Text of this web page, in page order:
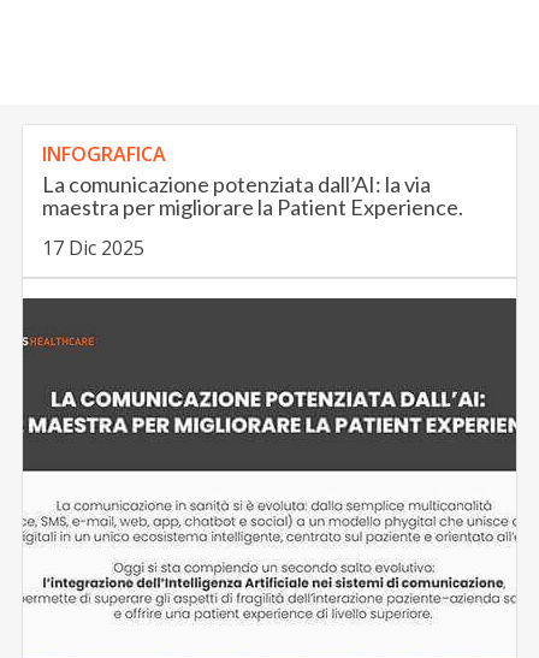
INFOGRAFICA
La comunicazione potenziata dall’AI: la via
maestra per migliorare la Patient Experience.
17 Dic 2025